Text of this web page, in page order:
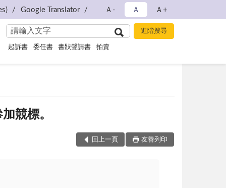
Google Translator Ａ- Ａ Ａ+
起訴書 委任書 書狀聲請書 拍賣
競標。
回上一頁 友善列印